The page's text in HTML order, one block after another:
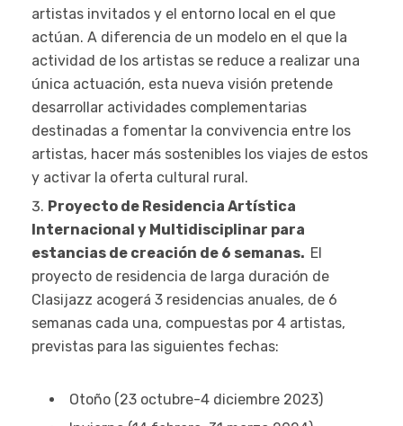
artistas invitados y el entorno local en el que
actúan. A diferencia de un modelo en el que la
actividad de los artistas se reduce a realizar una
única actuación, esta nueva visión pretende
desarrollar actividades complementarias
destinadas a fomentar la convivencia entre los
artistas, hacer más sostenibles los viajes de estos
y activar la oferta cultural rural.
Proyecto de Residencia Artística
Internacional y Multidisciplinar para
estancias de creación de 6 semanas. El
proyecto de residencia de larga duración de
Clasijazz acogerá 3 residencias anuales, de 6
semanas cada una, compuestas por 4 artistas,
previstas para las siguientes fechas:
Otoño (23 octubre-4 diciembre 2023)